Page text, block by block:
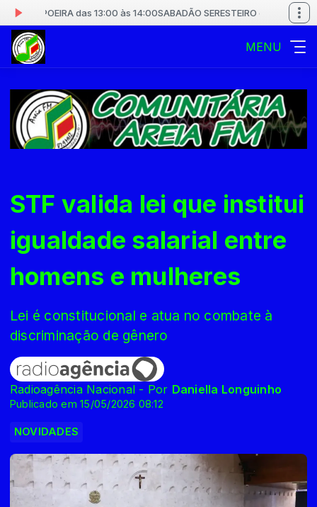
CAPOEIRA das 13:00 às 14:00SABADÃO SERESTEIRO com MANUEL DA
MENU
STF valida lei que institui
igualdade salarial entre
homens e mulheres
Lei é constitucional e atua no combate à
discriminação de gênero
Radioagência Nacional - Por Daniella Longuinho
Publicado em 15/05/2026 08:12
NOVIDADES